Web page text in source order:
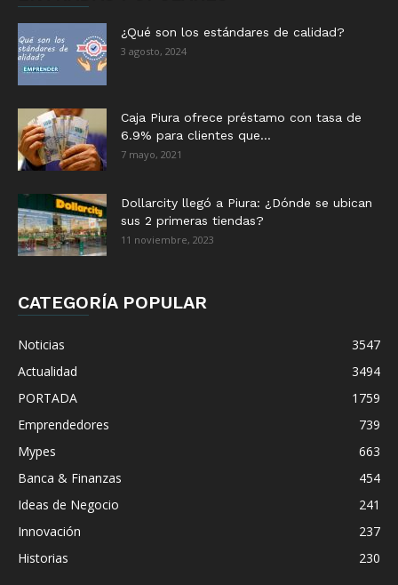
¿Qué son los estándares de calidad?
3 agosto, 2024
Caja Piura ofrece préstamo con tasa de
6.9% para clientes que...
7 mayo, 2021
Dollarcity llegó a Piura: ¿Dónde se ubican
sus 2 primeras tiendas?
11 noviembre, 2023
CATEGORÍA POPULAR
Noticias
3547
Actualidad
3494
PORTADA
1759
Emprendedores
739
Mypes
663
Banca & Finanzas
454
Ideas de Negocio
241
Innovación
237
Historias
230